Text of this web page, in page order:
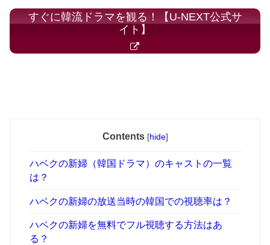
すぐに韓流ドラマを観る！【U-NEXT公式サ
イト】
Contents [hide]
ハベクの新婦（韓国ドラマ）のキャストの一覧
は？
ハベクの新婦の放送当時の韓国での視聴率は？
ハベクの新婦を無料でフル視聴する方法はあ
る？